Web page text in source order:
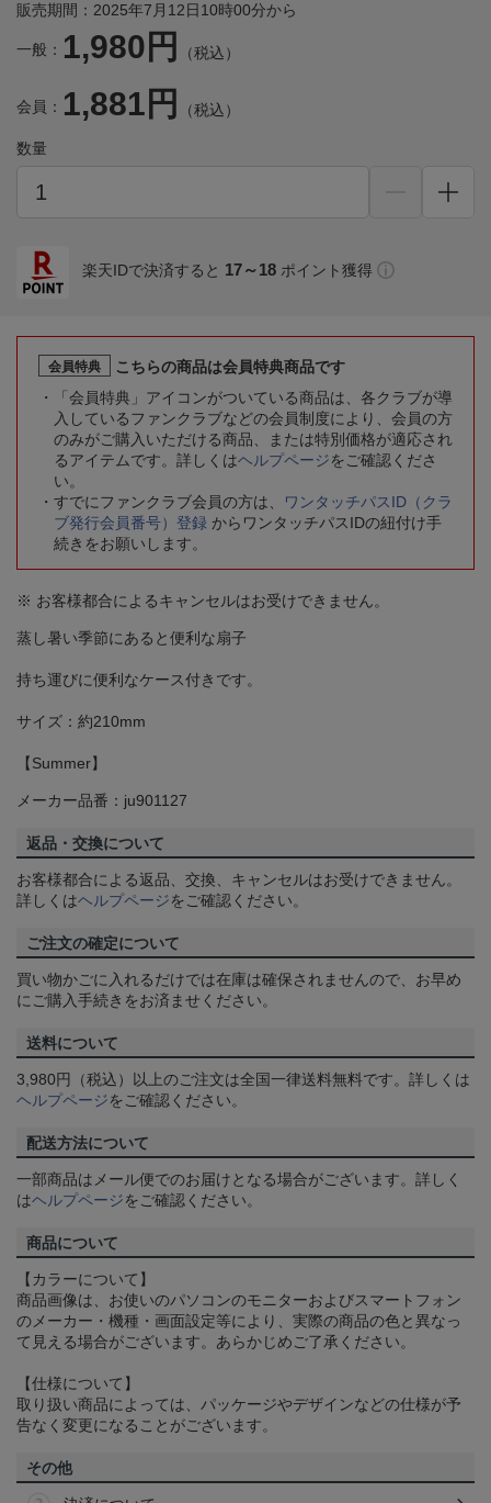
販売期間：2025年7月12日10時00分から
一般： 1,980円 （税込）
会員： 1,881円 （税込）
数量
楽天IDで決済すると 17～18 ポイント獲得
会員特典
こちらの商品は会員特典商品です
「会員特典」アイコンがついている商品は、各クラブが導
入しているファンクラブなどの会員制度により、会員の方
のみがご購入いただける商品、または特別価格が適応され
るアイテムです。詳しくはヘルプページをご確認くださ
い。
すでにファンクラブ会員の方は、
ワンタッチパスID（クラ
ブ発行会員番号）登録 からワンタッチパスIDの紐付け手
続きをお願いします。
※ お客様都合によるキャンセルはお受けできません。
蒸し暑い季節にあると便利な扇子
持ち運びに便利なケース付きです。
サイズ：約210mm
【Summer】
メーカー品番：ju901127
返品・交換について
お客様都合による返品、交換、キャンセルはお受けできません。
詳しくはヘルプページをご確認ください。
ご注文の確定について
買い物かごに入れるだけでは在庫は確保されませんので、お早め
にご購入手続きをお済ませください。
送料について
3,980円（税込）以上のご注文は全国一律送料無料です。詳しくは
ヘルプページをご確認ください。
配送方法について
一部商品はメール便でのお届けとなる場合がございます。詳しく
はヘルプページをご確認ください。
商品について
【カラーについて】
商品画像は、お使いのパソコンのモニターおよびスマートフォン
のメーカー・機種・画面設定等により、実際の商品の色と異なっ
て見える場合がございます。あらかじめご了承ください。
【仕様について】
取り扱い商品によっては、パッケージやデザインなどの仕様が予
告なく変更になることがございます。
その他